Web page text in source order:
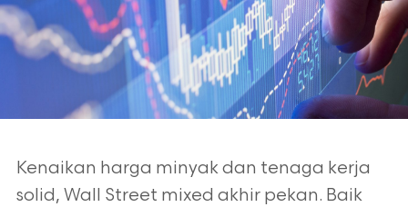
Kenaikan harga minyak dan tenaga kerja
solid, Wall Street mixed akhir pekan. Baik